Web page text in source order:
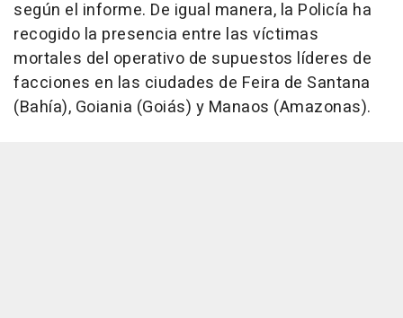
según el informe. De igual manera, la Policía ha
recogido la presencia entre las víctimas
mortales del operativo de supuestos líderes de
facciones en las ciudades de Feira de Santana
(Bahía), Goiania (Goiás) y Manaos (Amazonas).